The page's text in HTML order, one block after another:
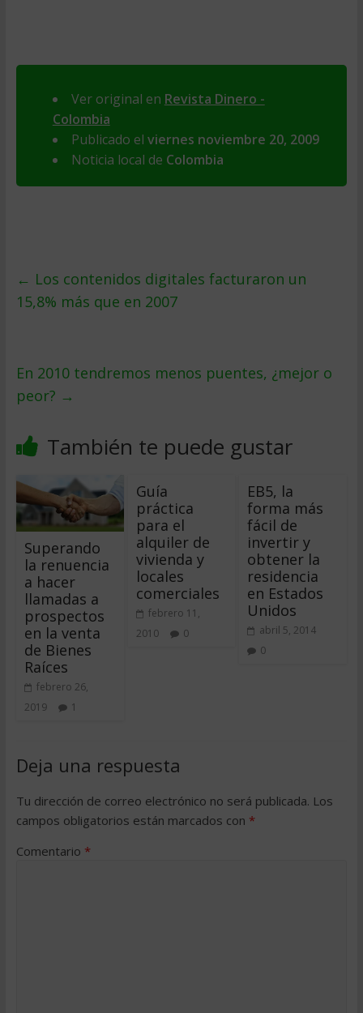
Ver original en Revista Dinero -
Colombia
Publicado el viernes noviembre 20, 2009
Noticia local de Colombia
← Los contenidos digitales facturaron un
15,8% más que en 2007
En 2010 tendremos menos puentes, ¿mejor o
peor? →
También te puede gustar
Superando
la renuencia
a hacer
llamadas a
prospectos
en la venta
de Bienes
Raíces
febrero 26,
2019
1
Guía
práctica
para el
alquiler de
vivienda y
locales
comerciales
febrero 11,
2010
0
EB5, la
forma más
fácil de
invertir y
obtener la
residencia
en Estados
Unidos
abril 5, 2014
0
Deja una respuesta
Tu dirección de correo electrónico no será publicada. Los
campos obligatorios están marcados con *
Comentario *